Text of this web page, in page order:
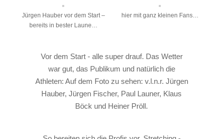
Jürgen Hauber vor dem Start –
bereits in bester Laune…
hier mit ganz kleinen Fans…
Vor dem Start - alle super drauf. Das Wetter
war gut, das Publikum und natürlich die
Athleten: Auf dem Foto zu sehen: v.l.n.r. Jürgen
Hauber, Jürgen Fischer, Paul Launer, Klaus
Böck und Heiner Pröll.